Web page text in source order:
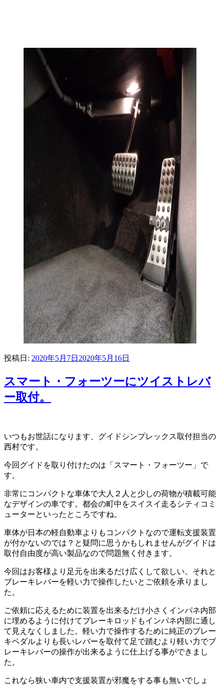
投稿日: 2020年5月7日 2020年5月16日
スマート・フォーツーにツイストレバ
ー取付。
いつもお世話になります、グイドシンプレックス取付担当の
西村です。
今回グイドを取り付けたのは「スマート・フォーツー」で
す。
非常にコンパクトな車体で大人２人と少しの荷物が積載可能
なデザインの車です。都会の町中をスイスイ走るシティコミ
ューターといったところですね。
車体が日本の軽自動車よりもコンパクトなので運転支援装置
が付かないのでは？と疑問に思うかもしれませんがグイドは
取付自由度が高い製品なので問題無く付きます。
今回はお客様より足元を出来るだけ広くして欲しい。それと
ブレーキレバーを軽い力で操作したいとご依頼を承りまし
た。
ご依頼に応えるために装置を出来るだけ小さくインパネ内部
に埋めるように付けてブレーキロッドもインパネ内部に通し
て見えなくしました。軽い力で操作するために純正のブレー
キペダルよりも長いレバーを取付て足で踏むより軽い力でブ
レーキレバーの操作が出来るように仕上げる事ができまし
た。
これなら狭い車内で支援装置が邪魔をする事も無いでしょ